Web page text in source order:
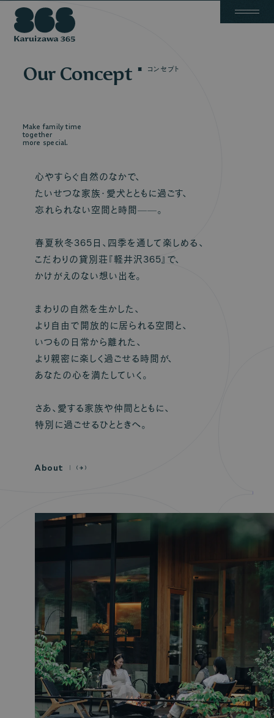
A ou tact
with your beloved dog.
with your beloved dog.
愛犬を連れて、特別を過ごす。
愛犬を連れて、特別を過ごす。
井
沢
Our Concept コンセプト
Make family time
together
more special.
心やすらぐ自然のなかで、
たいせつな家族・愛犬とともに過ごす、
忘れられない空間と時間——。
春夏秋冬365日、四季を通して楽しめる、
こだわりの貸別荘『軽井沢365』で、
かけがえのない想い出を。
まわりの自然を生かした、
より自由で開放的に居られる空間と、
いつもの日常から離れた、
より親密に楽しく過ごせる時間が、
あなたの心を満たしていく。
さあ、愛する家族や仲間とともに、
特別に過ごせるひとときへ。
About